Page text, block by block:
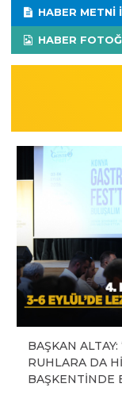
HABER METNI
HABER
BAŞKAN
RUHLARA DA
BAŞKENTİNDE